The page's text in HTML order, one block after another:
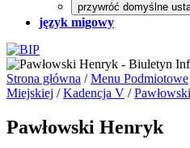
przywróć domyślne
język migowy
Strona główna /Menu Podmiotowe
Miejskiej /Kadencja V /
Pawłowski Henryk